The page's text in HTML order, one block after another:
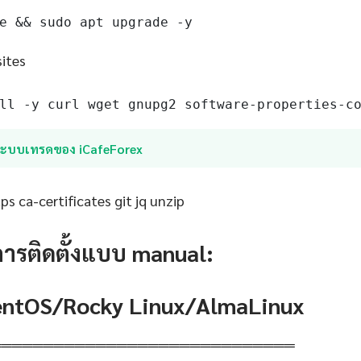
&& sudo apt upgrade -y
-y curl wget gnupg2 software-properties-
บบเทรดของ iCafeForex
ca-certificates git jq unzip
รติดตั้งแบบ manual:
Rocky Linux/AlmaLinux